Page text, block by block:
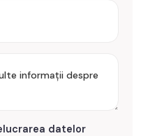
datelor